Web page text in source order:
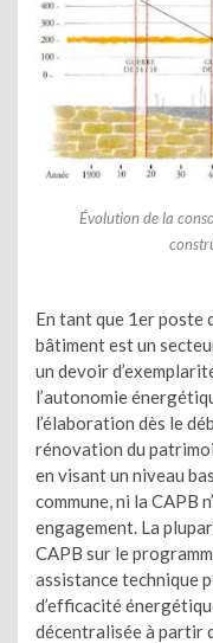
Évolution de la
En tant que 1er poste
bâtiment est un
un devoir
l’autonomie
l’élaboration dès le
rénovation du
en visant un niveau
commune, ni la CAPB
engagement. La
CAPB sur le
assistance technique
d’efficacité
décentralisée à partir